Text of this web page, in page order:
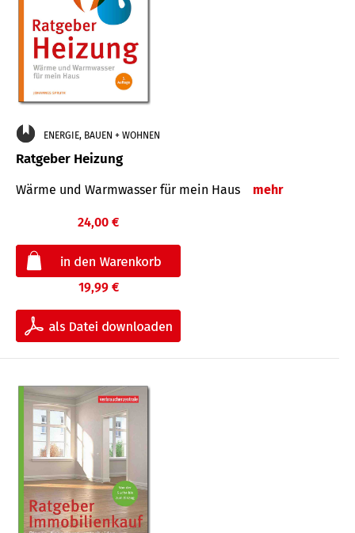
ENERGIE, BAUEN + WOHNEN
Ratgeber Heizung
Wärme und Warmwasser für mein Haus mehr
24,00 €
19,99 €